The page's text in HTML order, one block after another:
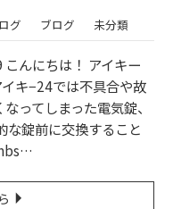
グ ブログ 未分類
んにちは！ アイキー
キ−24では不具合や故
ってしまった電気錠、
な錠前に交換すること